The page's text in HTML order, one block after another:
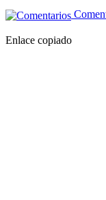
Enlace copiado